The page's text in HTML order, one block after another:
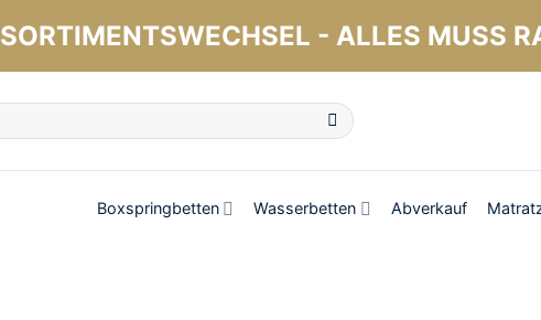
SORTIMENTSWECHSEL - ALLES MUSS
Boxspringbetten Wasserbetten Abverkauf